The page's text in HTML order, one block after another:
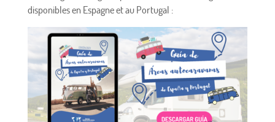
disponibles en Espagne et au Portugal :